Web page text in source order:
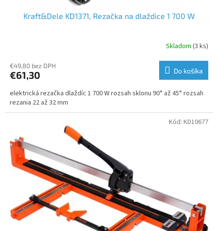
Kraft&Dele KD1371, Rezačka na dlaždice 1 700 W
Skladom (3 ks)
€49,80 bez DPH
€61,30 Do košíka
elektrická rezačka dlaždíc 1 700 W rozsah sklonu 90° až 45° rozsah
rezania 22 až 32 mm
Kód: KD10677